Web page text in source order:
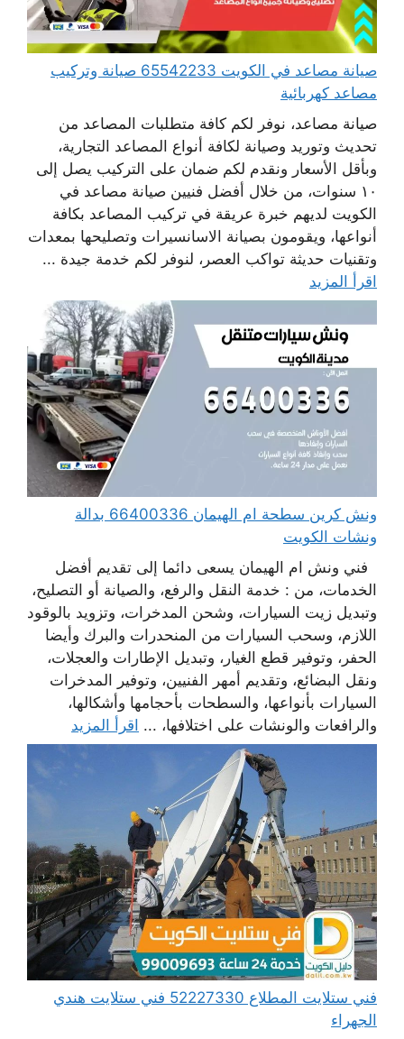
صيانة مصاعد في الكويت 65542233 صيانة وتركيب
مصاعد كهربائية
صيانة مصاعد، نوفر لكم كافة متطلبات المصاعد من
تحديث وتوريد وصيانة لكافة أنواع المصاعد التجارية،
وبأقل الأسعار ونقدم لكم ضمان على التركيب يصل إلى
١٠ سنوات، من خلال أفضل فنيين صيانة مصاعد في
الكويت لديهم خبرة عريقة في تركيب المصاعد بكافة
أنواعها، ويقومون بصيانة الاسانسيرات وتصليحها بمعدات
وتقنيات حديثة تواكب العصر، لنوفر لكم خدمة جيدة ...
اقرأ المزيد
ونش كرين سطحة ام الهيمان 66400336 بدالة
ونشات الكويت
فني ونش ام الهيمان يسعى دائما إلى تقديم أفضل
الخدمات، من : خدمة النقل والرفع، والصيانة أو التصليح،
وتبديل زيت السيارات، وشحن المدخرات، وتزويد بالوقود
اللازم، وسحب السيارات من المنحدرات والبرك وأيضا
الحفر، وتوفير قطع الغيار، وتبديل الإطارات والعجلات،
ونقل البضائع، وتقديم أمهر الفنيين، وتوفير المدخرات
السيارات بأنواعها، والسطحات بأحجامها وأشكالها،
والرافعات والونشات على اختلافها، ... اقرأ المزيد
فني ستلايت المطلاع 52227330 فني ستلايت هندي
الجهراء